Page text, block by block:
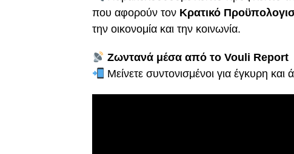
που αφορούν τον Κρατικό
την οικονομία και την κοινωνία.
Ζωντανά μέσα από το Vouli Report
Μείνετε συντονισμένοι για έγκυρη